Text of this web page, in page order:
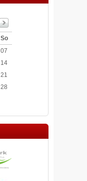
So
07
14
21
28